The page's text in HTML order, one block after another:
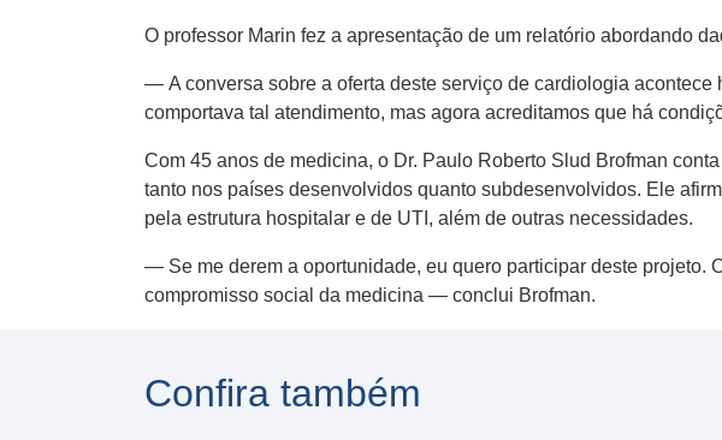
O professor Marin fez a apresentação de um relatório abordando
— A conversa sobre a oferta deste serviço de cardiologia
comportava tal atendimento, mas agora acreditamos que há
Com 45 anos de medicina, o Dr. Paulo Roberto Slud Brofman
tanto nos países desenvolvidos quanto subdesenvolvidos. Ele
pela estrutura hospitalar e de UTI, além de outras necessidades.
— Se me derem a oportunidade, eu quero participar deste projeto.
compromisso social da medicina — conclui Brofman.
Confira também